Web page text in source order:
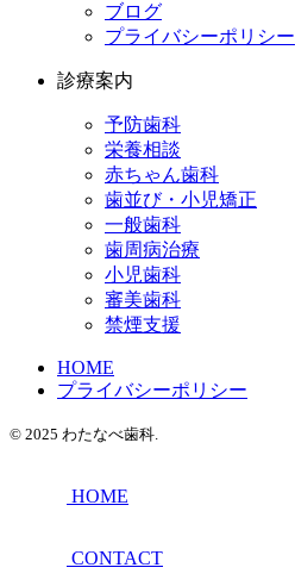
ブログ
プライバシーポリシー
診療案内
予防歯科
栄養相談
赤ちゃん歯科
歯並び・小児矯正
一般歯科
歯周病治療
小児歯科
審美歯科
禁煙支援
HOME
プライバシーポリシー
© 2025 わたなべ歯科.
HOME
CONTACT